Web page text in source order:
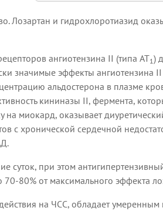
Лозартан и гидрохлоротиазид
ангиотензина II (типа AT1)
значимые эффекты ангиотензина II
альдостерона в плазме
кининазы II, фермента,
на миокард, оказывает
с хронической сердечной
суток, при этом
80% от максимального эффекта
на ЧСС, обладает